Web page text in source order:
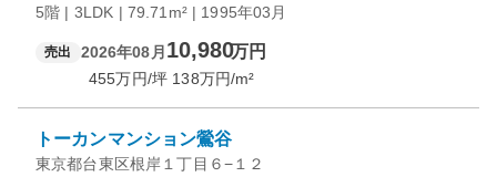
5階 | 3LDK | 79.71m² | 1995年03月
売出 2026年08月 10,980万円
455万円/坪 138万円/m²
トーカンマンション鶯谷
東京都台東区根岸１丁目６−１２